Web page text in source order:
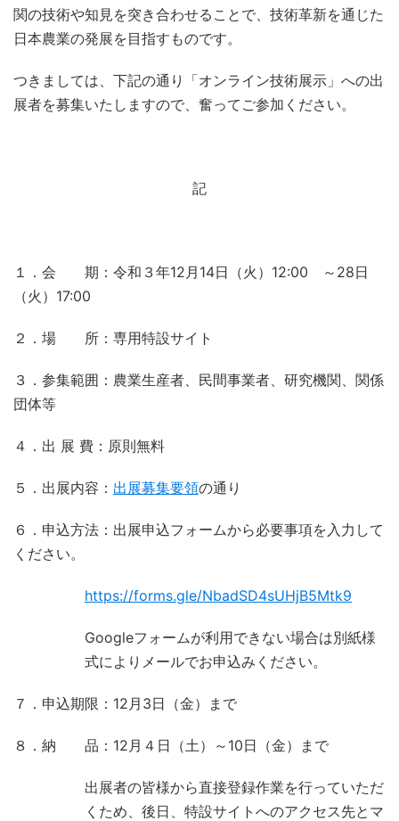
関の技術や知見を突き合わせることで、技術革新を通じた
日本農業の発展を目指すものです。
つきましては、下記の通り「オンライン技術展示」への出
展者を募集いたしますので、奮ってご参加ください。
記
１．会 期：令和３年12月14日（火）12:00 ～28日
（火）17:00
２．場 所：専用特設サイト
３．参集範囲：農業生産者、民間事業者、研究機関、関係
団体等
４．出 展 費：原則無料
５．出展内容： 出展募集要領の通り
６．申込方法：出展申込フォームから必要事項を入力して
ください。
https://forms.gle/NbadSD4sUHjB5Mtk9
Googleフォームが利用できない場合は別紙様
式によりメールでお申込みください。
７．申込期限：12月3日（金）まで
８．納 品：12月４日（土）～10日（金）まで
出展者の皆様から直接登録作業を行っていただ
くため、後日、特設サイトへのアクセス先とマ